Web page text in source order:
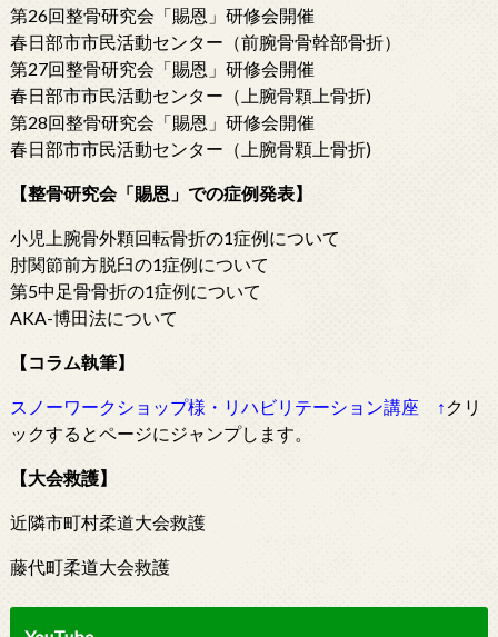
第26回整骨研究会「賜恩」研修会開催
春日部市市民活動センター（前腕骨骨幹部骨折）
第27回整骨研究会「賜恩」研修会開催
春日部市市民活動センター（上腕骨顆上骨折)
第28回整骨研究会「賜恩」研修会開催
春日部市市民活動センター（上腕骨顆上骨折)
【整骨研究会「賜恩」での症例発表】
小児上腕骨外顆回転骨折の1症例について
肘関節前方脱臼の1症例について
第5中足骨骨折の1症例について
AKA-博田法について
【コラム執筆】
スノーワークショップ様・リハビリテーション講座 ↑ クリ
ックするとページにジャンプします。
【大会救護】
近隣市町村柔道大会救護
藤代町柔道大会救護